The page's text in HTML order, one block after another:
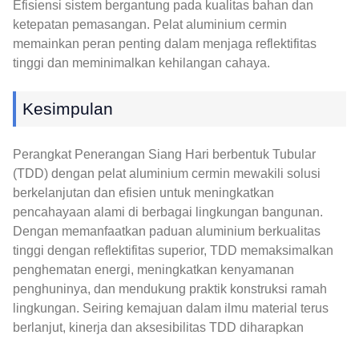
Efisiensi sistem bergantung pada kualitas bahan dan
ketepatan pemasangan. Pelat aluminium cermin
memainkan peran penting dalam menjaga reflektifitas
tinggi dan meminimalkan kehilangan cahaya.
Kesimpulan
Perangkat Penerangan Siang Hari berbentuk Tubular
(TDD) dengan pelat aluminium cermin mewakili solusi
berkelanjutan dan efisien untuk meningkatkan
pencahayaan alami di berbagai lingkungan bangunan.
Dengan memanfaatkan paduan aluminium berkualitas
tinggi dengan reflektifitas superior, TDD memaksimalkan
penghematan energi, meningkatkan kenyamanan
penghuninya, dan mendukung praktik konstruksi ramah
lingkungan. Seiring kemajuan dalam ilmu material terus
berlanjut, kinerja dan aksesibilitas TDD diharapkan